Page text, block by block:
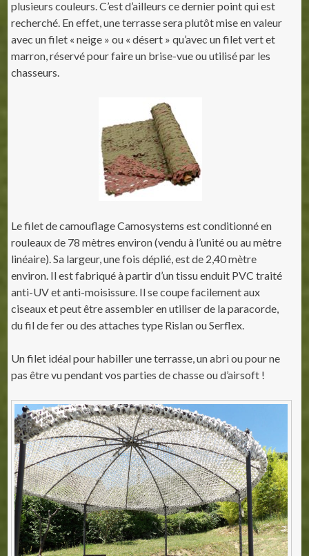
plusieurs couleurs. C’est d’ailleurs ce dernier point qui est
recherché. En effet, une terrasse sera plutôt mise en valeur
avec un filet « neige » ou « désert » qu’avec un filet vert et
marron, réservé pour faire un brise-vue ou utilisé par les
chasseurs.
Le filet de camouflage Camosystems est conditionné en
rouleaux de 78 mètres environ (vendu à l’unité ou au mètre
linéaire). Sa largeur, une fois déplié, est de 2,40 mètre
environ. Il est fabriqué à partir d’un tissu enduit PVC traité
anti-UV et anti-moisissure. Il se coupe facilement aux
ciseaux et peut être assembler en utiliser de la paracorde,
du fil de fer ou des attaches type Rislan ou Serflex.
Un filet idéal pour habiller une terrasse, un abri ou pour ne
pas être vu pendant vos parties de chasse ou d’airsoft !